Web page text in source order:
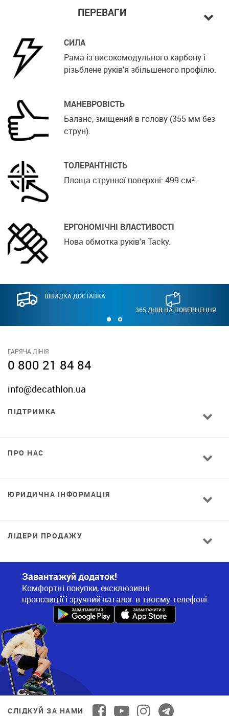
ПЕРЕВАГИ
СИЛА
Рама із високомодульного карбону і
різьблене руків'я збільшеного профілю.
МАНЕВРОВІСТЬ
Баланс, зміщений в голову (355 мм без
струн).
ТОЛЕРАНТНІСТЬ
Площа струнної поверхні: 499 см².
ЕРГОНОМІЧНІ ВЛАСТИВОСТІ
Нова обмотка руків'я Tacky.
ШВИДКА ДОСТАВКА
365 ДНІВ НА ПОВЕРНЕННЯ
ГАРЯЧА ЛІНІЯ
0 800 21 84 84
info@decathlon.ua
ПІДТРИМКА
ПРО НАС
ЮРИДИЧНА ІНФОРМАЦІЯ
ЛІДЕРИ ПРОДАЖУ
Завантажуй додаток!
Комфортні покупки, ексклюзивні
пропозиції і зручний каталог в твоєму телефоні
СЛІДКУЙ ЗА НАМИ